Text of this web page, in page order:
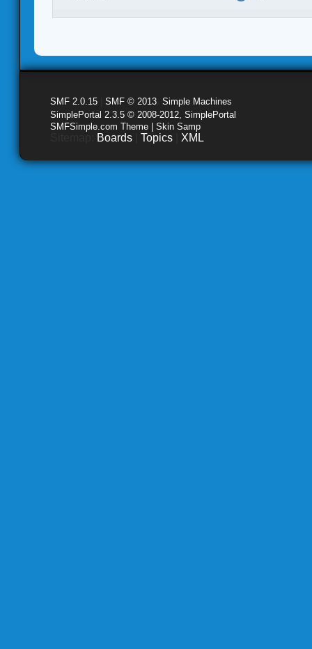
SMF 2.0.15 SMF © 2013 Simple Machines
SimplePortal 2.3.5 © 2008-2012, SimplePortal
SMFSimple.com Theme | Skin Samp
Boards Topics XML